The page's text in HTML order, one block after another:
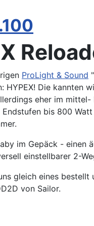
ProLight & Sound
HYPEX! Die kannten
eher im
bis 800
im Gepäck -
einstellbarer 2-
gleich eines
von Sailor.